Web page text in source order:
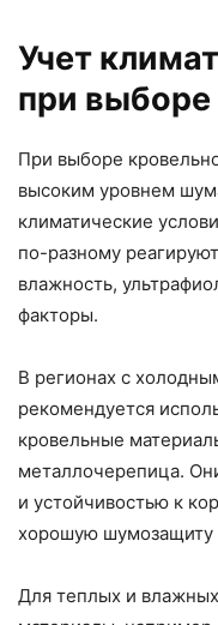
Учет
при
При выборе
высоким уровнем
климатические
по-разному
влажность,
факторы.
В регионах с
рекомендуется
кровельные
металлочерепица.
и устойчивостью к
хорошую шумозащиту
Для теплых и